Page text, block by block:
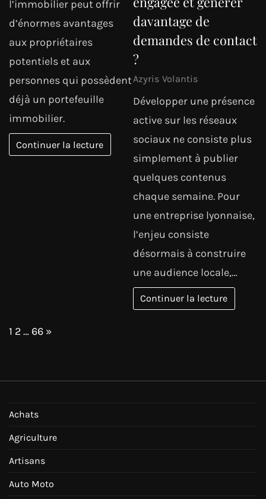
l’immobilier peut offrir
d’énormes avantages
aux propriétaires
potentiels et aux
personnes qui possèdent
déjà un portefeuille
immobilier.
Continuer la lecture
davantage de
demandes de contact
?
Azyris Volantis
Développer une présence
active sur les réseaux
sociaux ne consiste plus
simplement à publier
quelques contenus
chaque semaine. Pour
une entreprise lyonnaise,
l’enjeu consiste
désormais à construire
une audience locale,…
Continuer la lecture
Page:
1 2… 66 Next
»
Achats
Agriculture
Artisans
Auto Moto